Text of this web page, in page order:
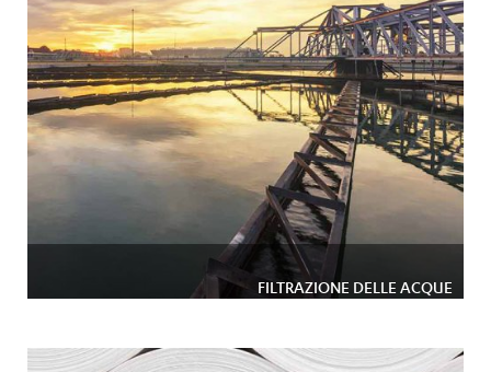
FILTRAZIONE DELLE ACQUE